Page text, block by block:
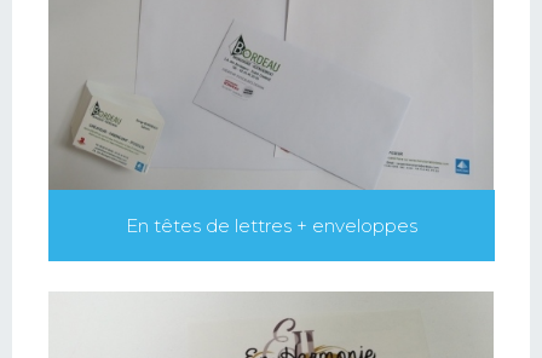
En têtes de lettres + enveloppes